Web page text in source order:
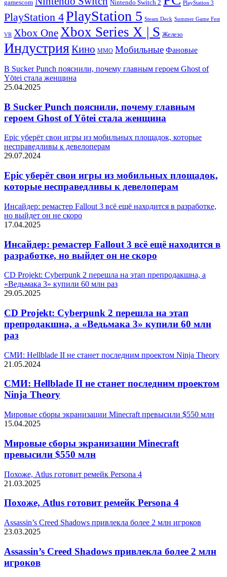
gamescom Nintendo Switch 2 PlayStation 3
PlayStation 4PlayStation 5 Steam Deck Summer Game Fest
VR Xbox OneXbox Series X | S Железо
ИндустрияКино ММО Мобильные Фановые
В Sucker Punch пояснили, почему главным героем Ghost of
Yōtei стала женщина
25.04.2025
В Sucker Punch пояснили, почему главным
героем Ghost of Yōtei стала женщина
Epic уберёт свои игры из мобильных площадок, которые
несправедливы к девелоперам
29.07.2024
Epic уберёт свои игры из мобильных площадок,
которые несправедливы к девелоперам
Инсайдер: ремастер Fallout 3 всё ещё находится в разработке,
но выйдет он не скоро
17.04.2025
Инсайдер: ремастер Fallout 3 всё ещё находится в
разработке, но выйдет он не скоро
CD Projekt: Cyberpunk 2 перешла на этап препродакшна, а
«Ведьмака 3» купили 60 млн раз
29.05.2025
CD Projekt: Cyberpunk 2 перешла на этап
препродакшна, а «Ведьмака 3» купили 60 млн
раз
СМИ: Hellblade II не станет последним проектом Ninja Theory
21.05.2024
СМИ: Hellblade II не станет последним проектом
Ninja Theory
Мировые сборы экранизации Minecraft превысили $550 млн
15.04.2025
Мировые сборы экранизации Minecraft
превысили $550 млн
Похоже, Atlus готовит ремейк Persona 4
21.03.2025
Похоже, Atlus готовит ремейк Persona 4
Assassin’s Creed Shadows привлекла более 2 млн игроков
23.03.2025
Assassin’s Creed Shadows привлекла более 2 млн
игроков